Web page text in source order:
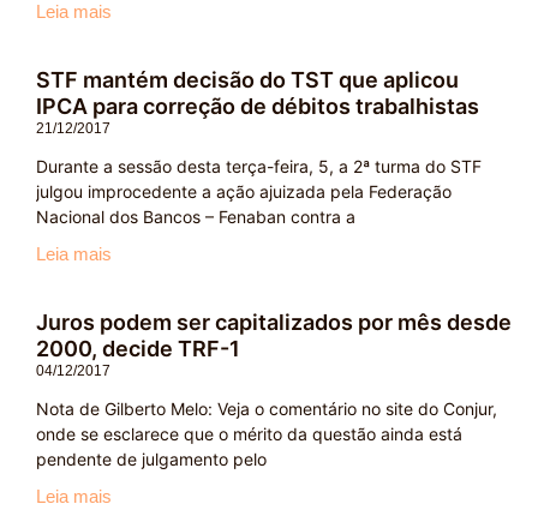
Leia mais
STF mantém decisão do TST que aplicou
IPCA para correção de débitos trabalhistas
21/12/2017
Durante a sessão desta terça-feira, 5, a 2ª turma do STF
julgou improcedente a ação ajuizada pela Federação
Nacional dos Bancos – Fenaban contra a
Leia mais
Juros podem ser capitalizados por mês desde
2000, decide TRF-1
04/12/2017
Nota de Gilberto Melo: Veja o comentário no site do Conjur,
onde se esclarece que o mérito da questão ainda está
pendente de julgamento pelo
Leia mais